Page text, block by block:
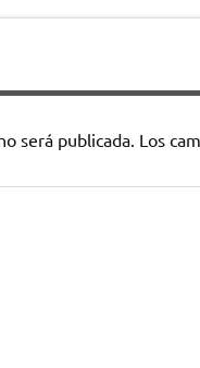
será publicada. Los